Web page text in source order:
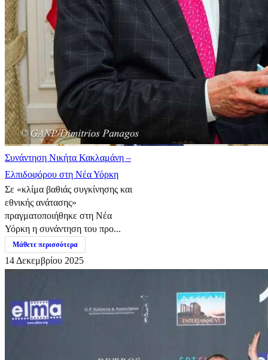
Συνάντηση Νικήτα Κακλαμάνη –
Ελπιδοφόρου στη Νέα Υόρκη
Σε «κλίμα βαθιάς συγκίνησης και
εθνικής ανάτασης»
πραγματοποιήθηκε στη Νέα
Υόρκη η συνάντηση του προ...
Μάθετε περισσότερα
14 Δεκεμβρίου 2025